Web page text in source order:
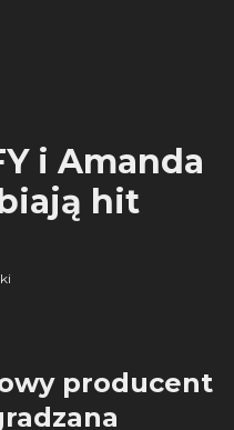
i Amanda
hit
producent